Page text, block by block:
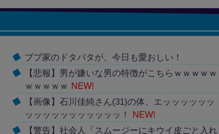
ブブ家のドタバタが、今日も愛おしい！
【悲報】男が嫌いな男の特徴がこちらｗｗｗｗｗ
ｗｗｗｗｗ
NEW!
【画像】石川佳純さん(31)の体、エッッッッッッ
ッッッッッッッッッッッ！
NEW!
【警告】社会人「スムージーにキウイ皮ごと入れ